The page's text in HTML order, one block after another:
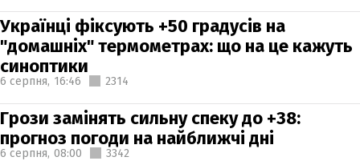
Українці фіксують +50 градусів на
"домашніх" термометрах: що на це кажуть
синоптики
6 серпня, 16:46 2314
Грози замінять сильну спеку до +38:
прогноз погоди на найближчі дні
6 серпня, 08:00 3342